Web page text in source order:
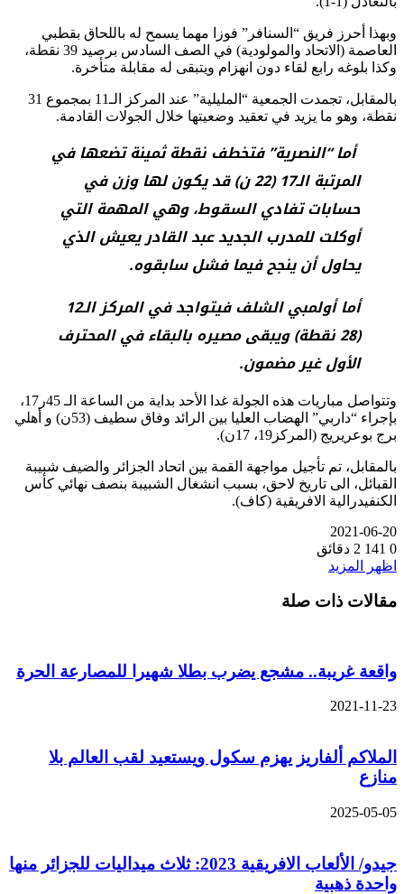
وبهذا أحرز فريق “السنافر” فوزا مهما يسمح له باللحاق بقطبي
العاصمة (الاتحاد والمولودية) في الصف السادس برصيد 39 نقطة،
وكذا بلوغه رابع لقاء دون انهزام ويتبقى له مقابلة متأخرة.
نقطة، وهو ما يزيد في تعقيد وضعيتها خلال الجولات القادمة.
أما “النصرية” فتخطف نقطة ثمينة تضعها في
المرتبة الـ17 (22 ن) قد يكون لها وزن في
حسابات تفادي السقوط، وهي المهمة التي
أوكلت للمدرب الجديد عبد القادر يعيش الذي
يحاول أن ينجح فيما فشل سابقوه.
أما أولمبي الشلف فيتواجد في المركز الـ12
(28 نقطة) ويبقى مصيره بالبقاء في المحترف
الأول غير مضمون.
وتتواصل مباريات هذه الجولة غدا الأحد بداية من الساعة الـ 45ر17،
بإجراء “داربي” الهضاب العليا بين الرائد وفاق سطيف (53ن) و أهلي
برج بوعريريج (المركز19، 17ن).
بالمقابل، تم تأجيل مواجهة القمة بين اتحاد الجزائر والضيف شبيبة
القبائل، الى تاريخ لاحق، بسبب انشغال الشبيبة بنصف نهائي كأس
الكنفيدرالية الافريقية (كاف).
2021-06-20
0
2 دقائق
اظهر المزيد
مقالات ذات صلة
واقعة غريبة.. مشجع يضرب بطلا شهيرا للمصارعة الحرة
2021-11-23
الملاكم ألفاريز يهزم سكول ويستعيد لقب العالم بلا
منازع
2025-05-05
جيدو/ الألعاب الافريقية 2023: ثلاث ميداليات للجزائر منها
واحدة ذهبية